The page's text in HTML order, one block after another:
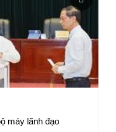
máy lãnh đạo